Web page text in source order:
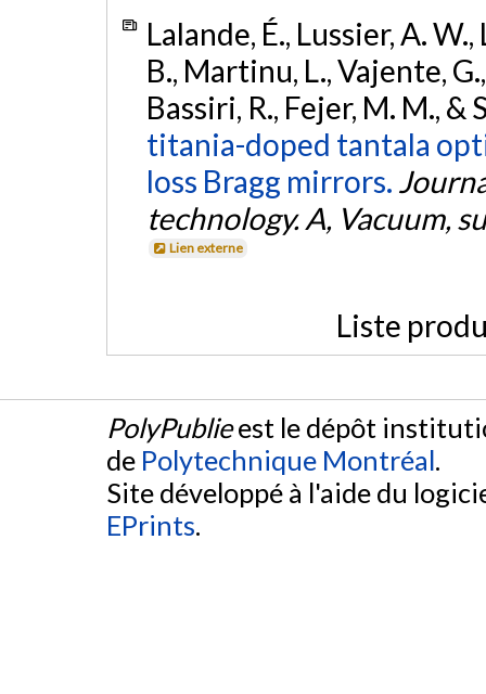
Lalande, É., Lussier, A.
B., Martinu, L., Vajente,
Bassiri, R., Fejer, M. M.,
titania-doped tantala
loss Bragg mirrors.
technology. A, Vacuum,
Lien externe
Liste
PolyPublieest le dépôt
de Polytechnique Montréal.
Site développé à l'aide du
EPrints.